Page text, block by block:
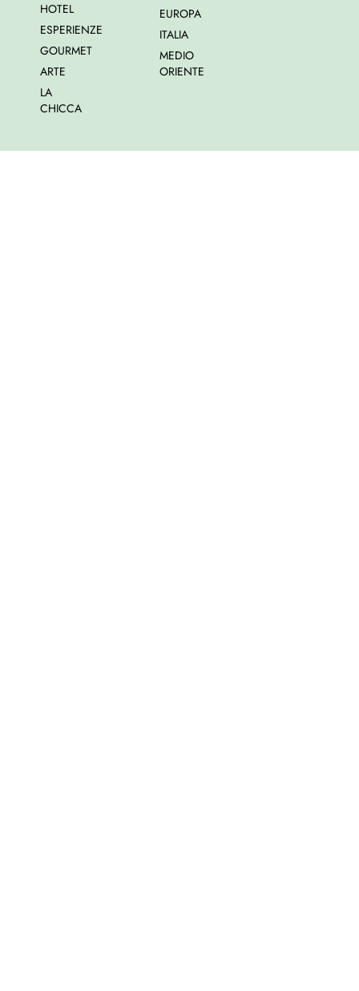
HOTEL
ESPERIENZE
GOURMET
ARTE
LA
CHICCA
EUROPA
ITALIA
MEDIO
ORIENTE